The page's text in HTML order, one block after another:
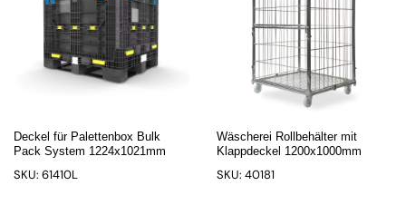
Deckel für Palettenbox Bulk
Pack System 1224x1021mm
SKU: 61410L
Wäscherei Rollbehälter mit
Klappdeckel 1200x1000mm
SKU: 40181